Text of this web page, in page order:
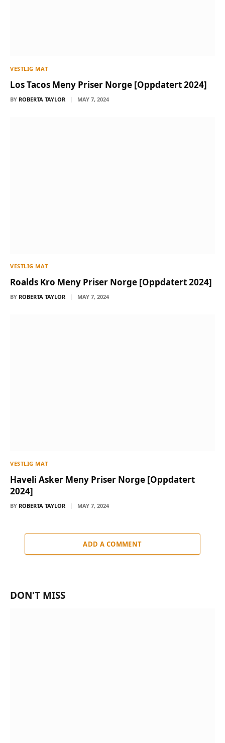
VESTLIG MAT
Los Tacos Meny Priser Norge [Oppdatert 2024]
BY ROBERTA TAYLOR MAY 7, 2024
VESTLIG MAT
Roalds Kro Meny Priser Norge [Oppdatert 2024]
BY ROBERTA TAYLOR MAY 7, 2024
VESTLIG MAT
Haveli Asker Meny Priser Norge [Oppdatert
2024]
BY ROBERTA TAYLOR MAY 7, 2024
ADD A COMMENT
DON'T MISS